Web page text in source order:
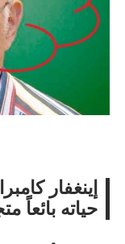
مجتمع بوست
مصيدة الشاشات..
عمرنا | الإدمان
إينغفار
حياته بائعاً